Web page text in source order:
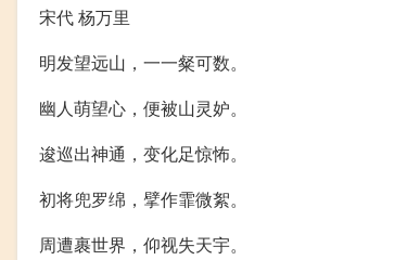
宋代 杨万里
明发望远山，一一粲可数。
幽人萌望心，便被山灵妒。
逡巡出神通，变化足惊怖。
初将兜罗绵，擘作霏微絮。
周遭裹世界，仰视失天宇。